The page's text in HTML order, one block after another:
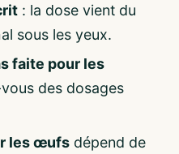
: la dose vient du
sous les yeux.
faite pour les
des dosages
les œufs dépend de